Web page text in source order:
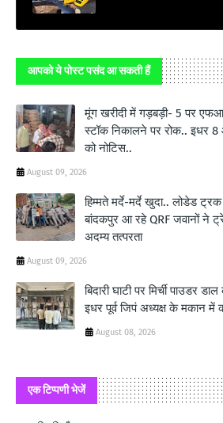
आपको ये पोस्ट पसंद आ सकती हैं
मूंग खरीदी में गड़बड़ी- 5 पर
स्टॉक निकालने पर रोक.. इधर
को नोटिस..
August 09, 2026
हिम्मते मर्दे-मर्दे खुदा.. लोडेड
बांदकपुर आ रहे QRF जवानों ने
अदम्य तत्परता
August 09, 2026
बिदारी घाटी पर मिर्ची पाउडर
इधर पूर्व जिपं अध्यक्ष के मकान में
August 08, 2026
एक टिप्पणी भेजें